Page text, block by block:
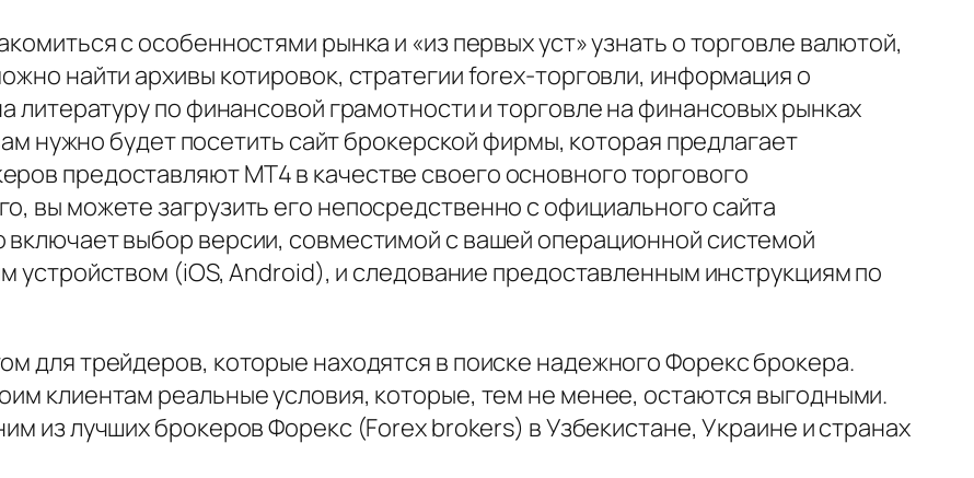
с особенностями рынка и «из первых уст» узнать о торговле валютой,
найти архивы котировок, стратегии forex-торговли, информация о
литературу по финансовой грамотности и торговле на финансовых рынках
нужно будет посетить сайт брокерской фирмы, которая предлагает
предоставляют MT4 в качестве своего основного торгового
вы можете загрузить его непосредственно с официального сайта
выбор версии, совместимой с вашей операционной системой
устройством (iOS, Android), и следование предоставленным инструкциям по
для трейдеров, которые находятся в поиске надежного Форекс брокера.
клиентам реальные условия, которые, тем не менее, остаются выгодными.
из лучших брокеров Форекс (Forex brokers) в Узбекистане, Украине и странах